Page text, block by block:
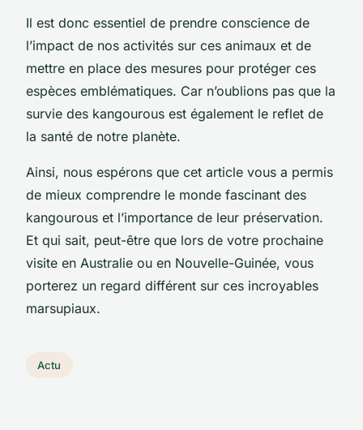
Il est donc essentiel de prendre conscience de
l’impact de nos activités sur ces animaux et de
mettre en place des mesures pour protéger ces
espèces emblématiques. Car n’oublions pas que la
survie des kangourous est également le reflet de
la santé de notre planète.
Ainsi, nous espérons que cet article vous a permis
de mieux comprendre le monde fascinant des
kangourous et l’importance de leur préservation.
Et qui sait, peut-être que lors de votre prochaine
visite en Australie ou en Nouvelle-Guinée, vous
porterez un regard différent sur ces incroyables
marsupiaux.
Actu